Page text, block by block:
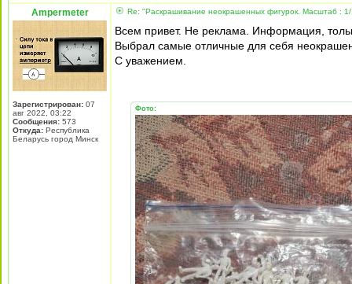
Ampermeter
Зарегистрирован: 07
авг 2022, 03:22
Сообщения: 573
Откуда: Республика
Беларусь город Минск
Re: "Раскрашивание неокрашенных фигурок. Масштаб :
Всем привет. Не реклама. Информация,
Выбрал самые отличные для себя
С уважением.
Фото: